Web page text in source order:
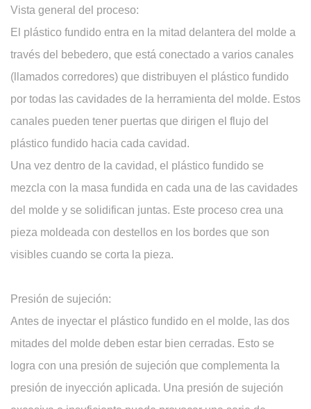
Vista general del proceso:
El plástico fundido entra en la mitad delantera del molde a
través del bebedero, que está conectado a varios canales
(llamados corredores) que distribuyen el plástico fundido
por todas las cavidades de la herramienta del molde. Estos
canales pueden tener puertas que dirigen el flujo del
plástico fundido hacia cada cavidad.
Una vez dentro de la cavidad, el plástico fundido se
mezcla con la masa fundida en cada una de las cavidades
del molde y se solidifican juntas. Este proceso crea una
pieza moldeada con destellos en los bordes que son
visibles cuando se corta la pieza.
Presión de sujeción:
Antes de inyectar el plástico fundido en el molde, las dos
mitades del molde deben estar bien cerradas. Esto se
logra con una presión de sujeción que complementa la
presión de inyección aplicada. Una presión de sujeción